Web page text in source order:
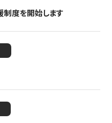
度を開始します